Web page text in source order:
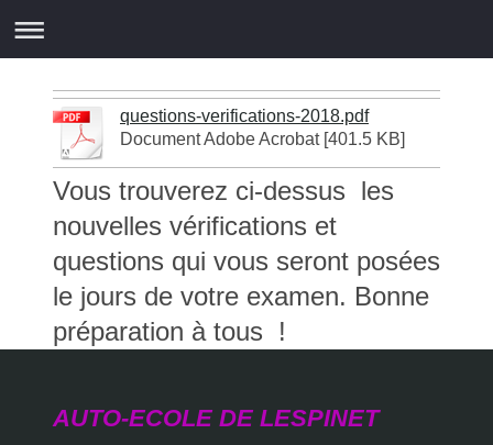
questions-verifications-2018.pdf
Document Adobe Acrobat [401.5 KB]
Vous trouverez ci-dessus les
nouvelles vérifications et
questions qui vous seront posées
le jours de votre examen. Bonne
préparation à tous !
AUTO-ECOLE DE LESPINET